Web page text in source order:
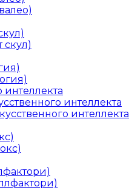
интеллекта
интеллекта
интеллекта